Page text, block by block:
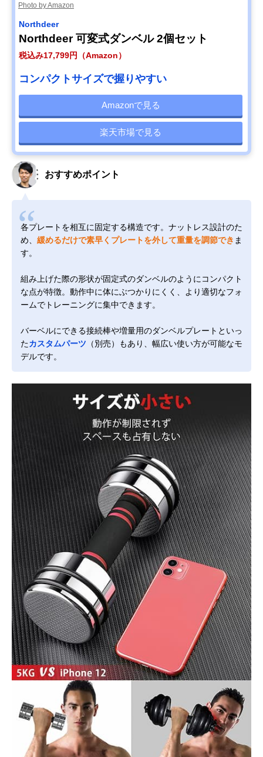
Photo by Amazon
Northdeer
Northdeer 可変式ダンベル 2個セット
税込み17,799円（Amazon）
コンパクトサイズで握りやすい
Amazonで見る
楽天市場で見る
おすすめポイント
各プレートを相互に固定する構造です。ナットレス設計のた
め、 緩めるだけで素早くプレートを外して重量を調節でき ま
す。
組み上げた際の形状が固定式のダンベルのようにコンパクト
な点が特徴。動作中に体にぶつかりにくく、より適切なフォ
ームでトレーニングに集中できます。
バーベルにできる接続棒や増量用のダンベルプレートといっ
たカスタムパーツ （別売）もあり、幅広い使い方が可能なモ
デルです。